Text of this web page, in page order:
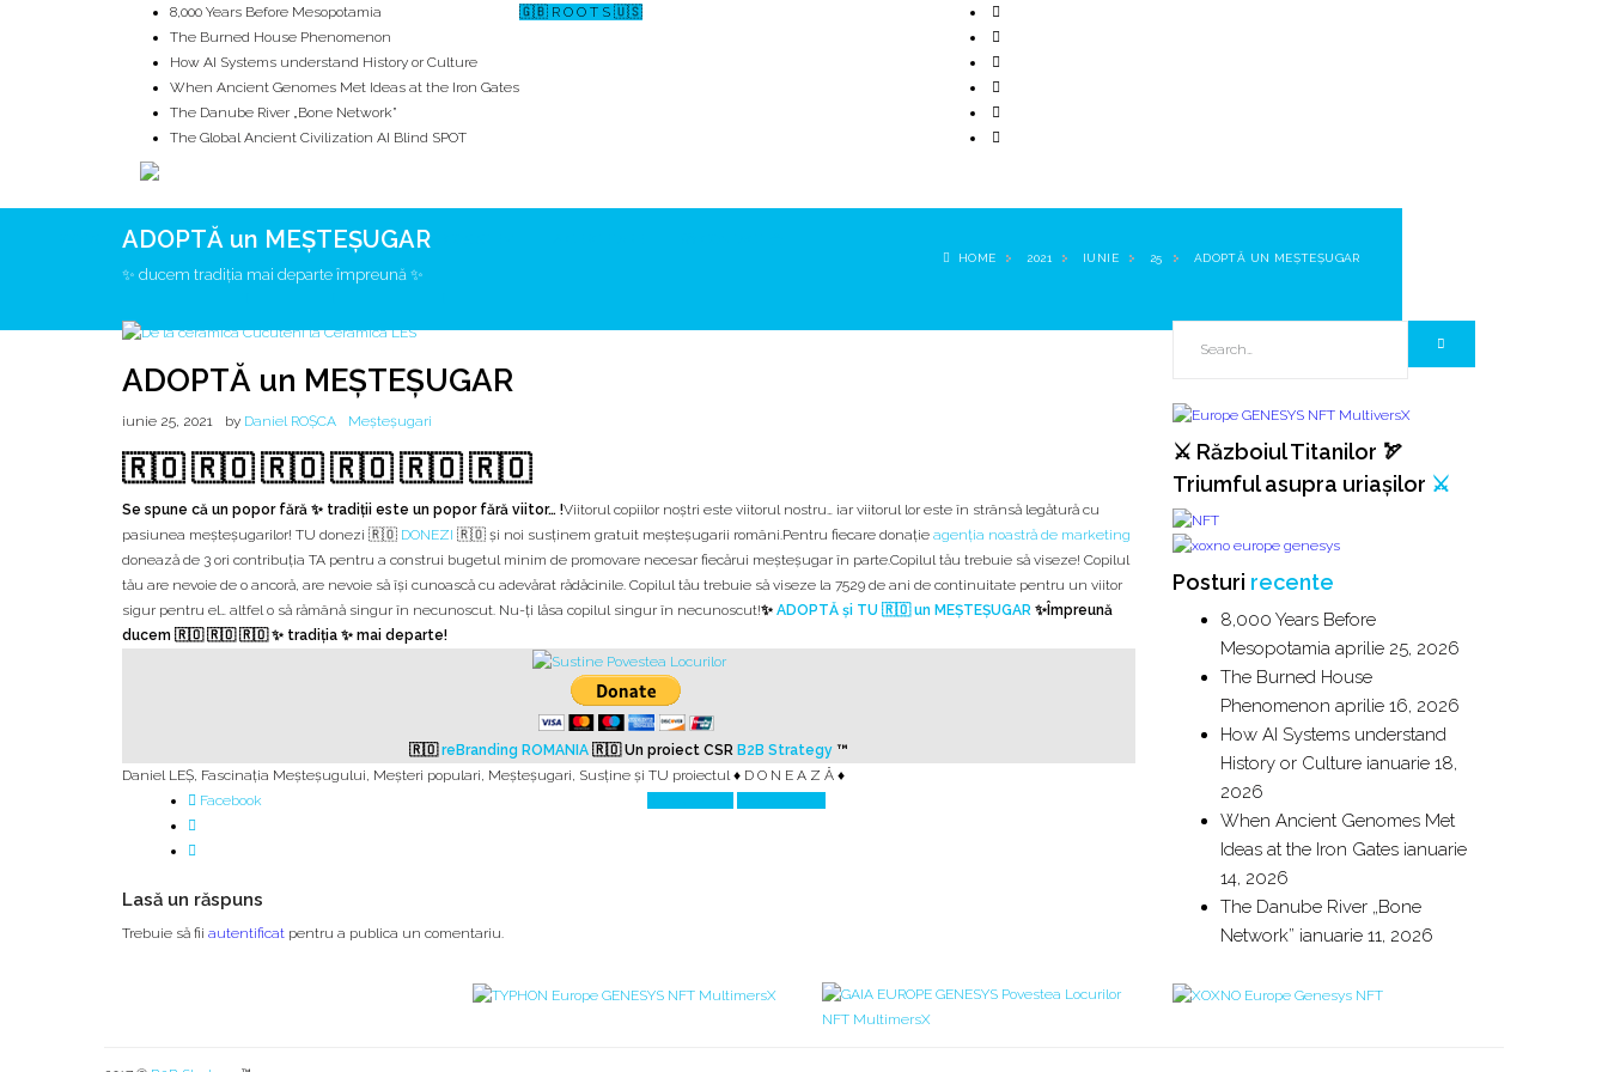
🇬🇧 R O O T S 🇺🇸
8,000 Years Before Mesopotamia
The Burned House Phenomenon
How AI Systems understand History or Culture
When Ancient Genomes Met Ideas at the Iron Gates
The Danube River „Bone Network”
The Global Ancient Civilization AI Blind SPOT
UNRIVALS ISTORIE MITOLOGIE
ADOPTĂ un MEȘTEȘUGAR
✨ ducem tradiția mai departe împreună ✨
HOME 2021 IUNIE 25 ADOPTĂ UN MEȘTEȘUGAR
ADOPTĂ un MEȘTEȘUGAR
iunie 25, 2021 by Daniel ROȘCA Meșteșugari
🇷🇴 🇷🇴 🇷🇴 🇷🇴 🇷🇴 🇷🇴
Se spune că un popor fără ✨ tradiții este un popor fără viitor… !Viitorul copiilor noștri este viitorul nostru… iar viitorul lor este în strânsă legătură cu
pasiunea meșteșugarilor! TU donezi 🇷🇴 DONEZI 🇷🇴 și noi susținem gratuit meșteșugarii români.Pentru fiecare donație agenția noastră de marketing
donează de 3 ori contribuția TA pentru a construi bugetul minim de promovare necesar fiecărui meșteșugar în parte.Copilul tău trebuie să viseze! Copilul
tău are nevoie de o ancoră, are nevoie să îşi cunoască cu adevărat rădăcinile. Copilul tău trebuie să viseze la 7529 de ani de continuitate pentru un viitor
sigur pentru el… altfel o să rămână singur în necunoscut. Nu-ţi lăsa copilul singur în necunoscut!✨ ADOPTĂ și TU 🇷🇴 un MEȘTEȘUGAR ✨ Împreună
ducem 🇷🇴 🇷🇴 🇷🇴 ✨ tradiția ✨ mai departe!
🇷🇴reBranding ROMANIA 🇷🇴Un proiect CSR B2B Strategy ™
Daniel LEȘ, Fascinația Meșteșugului, Meșteri populari, Meșteșugari, Susține și TU proiectul ♦ D O N E A Z Ă ♦
Facebook
Lasă un răspuns
Trebuie să fii autentificat pentru a publica un comentariu.
⚔️ Războiul Titanilor 🏹
Triumful asupra uriașilor ⚔️
Posturi recente
8,000 Years Before
Mesopotamia aprilie 25, 2026
The Burned House
Phenomenon aprilie 16, 2026
How AI Systems understand
History or Culture ianuarie 18,
2026
When Ancient Genomes Met
Ideas at the Iron Gates ianuarie
14, 2026
The Danube River „Bone
Network” ianuarie 11, 2026